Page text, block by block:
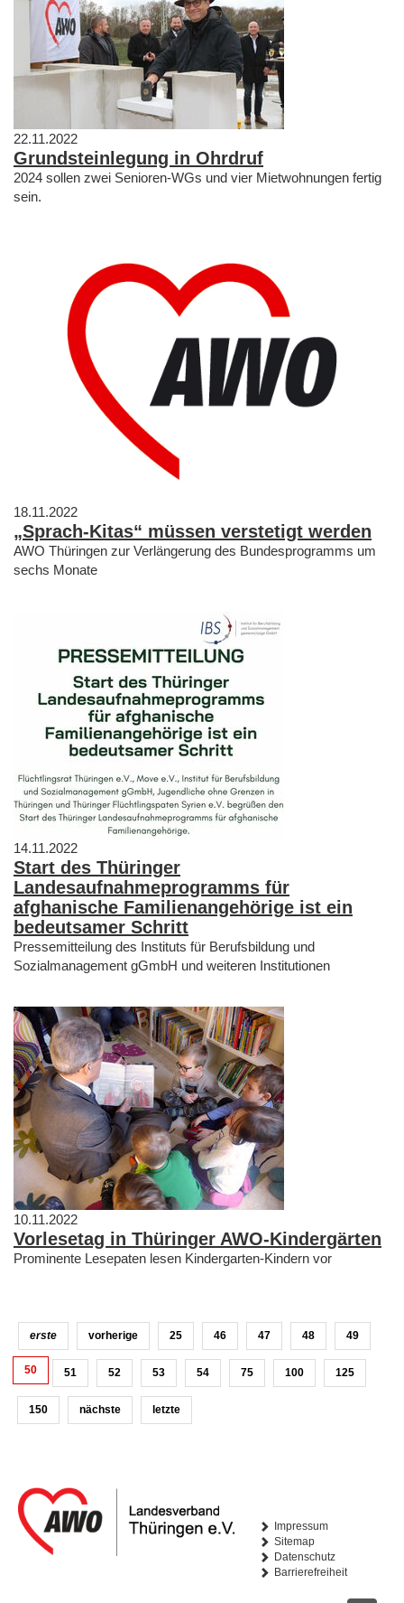
22.11.2022
Grundsteinlegung in Ohrdruf
2024 sollen zwei Senioren-WGs und vier Mietwohnungen fertig
sein.
18.11.2022
„Sprach-Kitas“ müssen verstetigt werden
AWO Thüringen zur Verlängerung des Bundesprogramms um
sechs Monate
14.11.2022
Start des Thüringer
Landesaufnahmeprogramms für
afghanische Familienangehörige ist ein
bedeutsamer Schritt
Pressemitteilung des Instituts für Berufsbildung und
Sozialmanagement gGmbH und weiteren Institutionen
10.11.2022
Vorlesetag in Thüringer AWO-Kindergärten
Prominente Lesepaten lesen Kindergarten-Kindern vor
erste vorherige 25 46 47 48 49
50 51 52 53 54 75 100 125
150 nächste letzte
Impressum
Sitemap
Datenschutz
Barrierefreiheit